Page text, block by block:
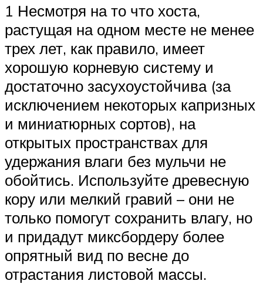
1 Несмотря на то что хоста,
растущая на одном месте не менее
трех лет, как правило, имеет
хорошую корневую систему и
достаточно засухоустойчива (за
исключением некоторых капризных
и миниатюрных сортов), на
открытых пространствах для
удержания влаги без мульчи не
обойтись. Используйте древесную
кору или мелкий гравий – они не
только помогут сохранить влагу, но
и придадут миксбордеру более
опрятный вид по весне до
отрастания листовой массы.